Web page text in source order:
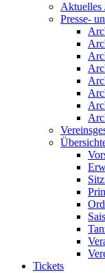
Aktuelles
Presse-
Tickets